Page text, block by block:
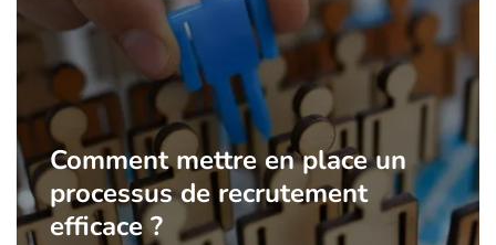
Comment mettre en place un
processus de recrutement
efficace ?